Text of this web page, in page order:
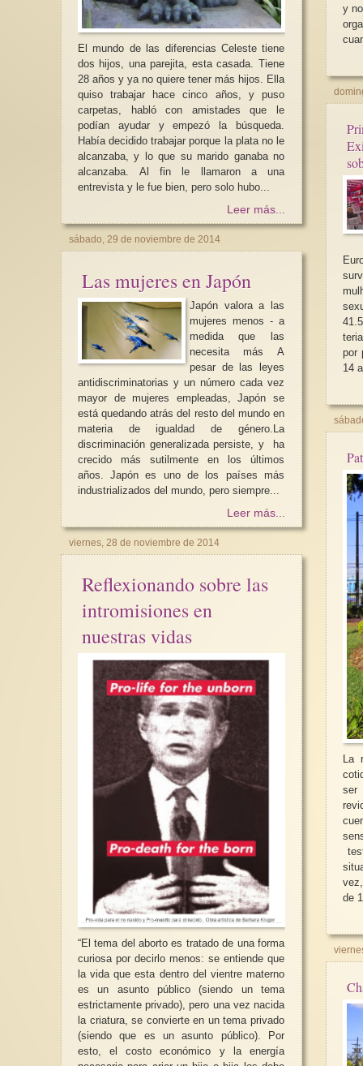
El mundo de las diferencias Celeste tiene
dos hijos, una parejita, esta casada. Tiene
28 años y ya no quiere tener más hijos. Ella
quiso trabajar hace cinco años, y puso
carpetas, habló con amistades que le
podían ayudar y empezó la búsqueda.
Había decidido trabajar porque la plata no le
alcanzaba, y lo que su marido ganaba no
alcanzaba. Al fin le llamaron a una
entrevista y le fue bien, pero solo hubo...
Leer más...
sábado, 29 de noviembre de 2014
Las mujeres en Japón
Japón valora a las
mujeres menos - a
medida que las
necesita más A
pesar de las leyes
antidiscriminatorias y un número cada vez
mayor de mujeres empleadas, Japón se
está quedando atrás del resto del mundo en
materia de igualdad de género.La
discriminación generalizada persiste, y ha
crecido más sutilmente en los últimos
años. Japón es uno de los países más
industrializados del mundo, pero siempre...
Leer más...
viernes, 28 de noviembre de 2014
Reflexionando sobre las
intromisiones en
nuestras vidas
“El tema del aborto es tratado de una forma
curiosa por decirlo menos: se entiende que
la vida que esta dentro del vientre materno
es un asunto público (siendo un tema
estrictamente privado), pero una vez nacida
la criatura, se convierte en un tema privado
(siendo que es un asunto público). Por
esto, el costo económico y la energía
y
survey,
sexual em
por
14
La
vez,
de
MARCHA
EDUCACIÓN DE 0
SÁBADO 23 de
h, MADRID de
Nos sumamos a La